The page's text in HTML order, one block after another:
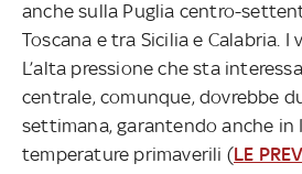
anche sulla Puglia centro-
Toscana e tra Sicilia e Calabria. I
L’alta pressione che sta
centrale, comunque, dovrebbe
settimana, garantendo anche in
temperature primaverili (LE